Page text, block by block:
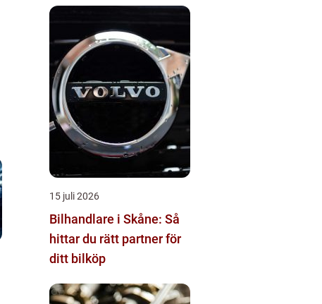
15 juli 2026
Bilhandlare i Skåne: Så
hittar du rätt partner för
ditt bilköp